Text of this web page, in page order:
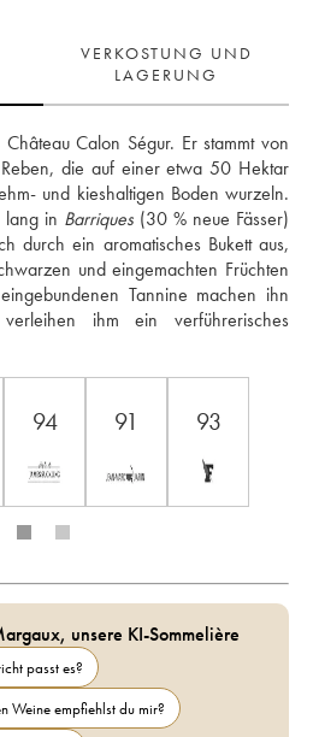
VERKOSTUNG UND
LAGERUNG
Calon Ségur. Er stammt von
die auf einer etwa 50 Hektar
und kieshaltigen Boden wurzeln.
in Barriques (30 % neue Fässer)
durch ein aromatisches Bukett aus,
und eingemachten Früchten
Tannine machen ihn
ihm ein verführerisches
94 91 93
unsere KI-Sommelière
passt es?
Weine empfiehlst du mir?